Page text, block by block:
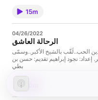
15m
04/26/2022
الرحالة العاشق
الحب..لُقّب بالشيخ الأكبر..وسمّى
إعداد: نجود إبراهيم تقديم: حسن بن
بطي